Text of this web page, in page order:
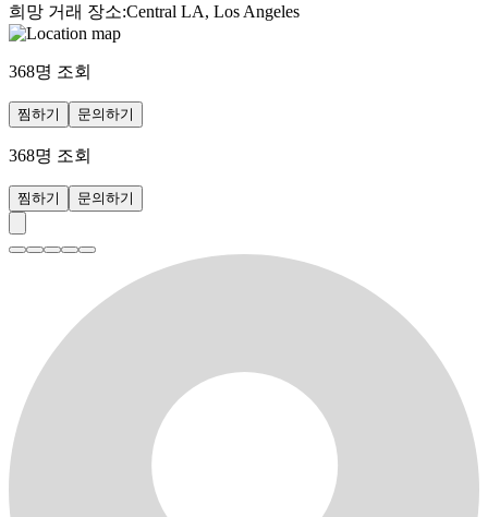
희망 거래 장소:Central LA, Los Angeles
368명 조회
찜하기 문의하기
368명 조회
찜하기 문의하기